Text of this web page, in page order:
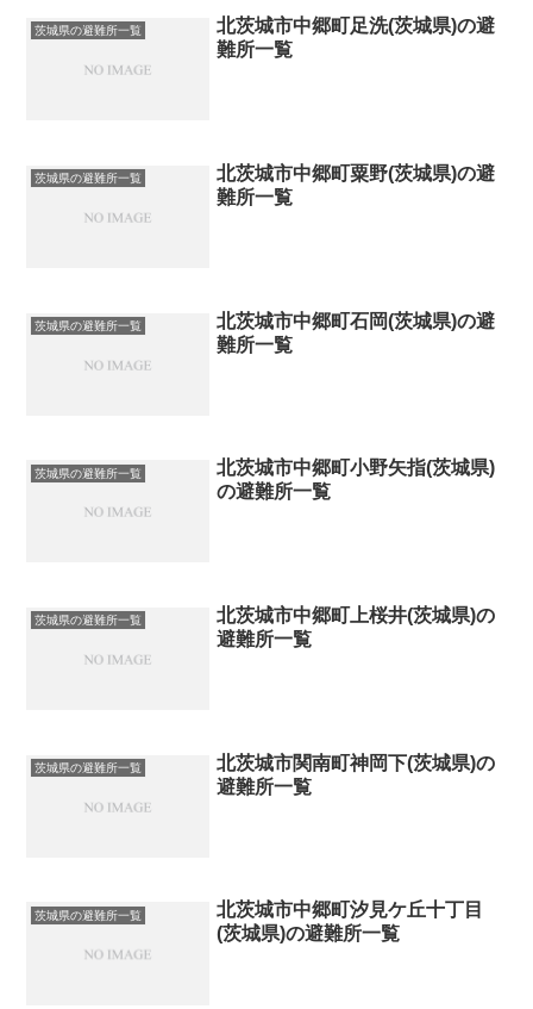
茨城県の避難所一覧
北茨城市中郷町足洗(茨城県)の避
難所一覧
茨城県の避難所一覧
北茨城市中郷町粟野(茨城県)の避
難所一覧
茨城県の避難所一覧
北茨城市中郷町石岡(茨城県)の避
難所一覧
茨城県の避難所一覧
北茨城市中郷町小野矢指(茨城県)
の避難所一覧
茨城県の避難所一覧
北茨城市中郷町上桜井(茨城県)の
避難所一覧
茨城県の避難所一覧
北茨城市関南町神岡下(茨城県)の
避難所一覧
茨城県の避難所一覧
北茨城市中郷町汐見ケ丘十丁目
(茨城県)の避難所一覧